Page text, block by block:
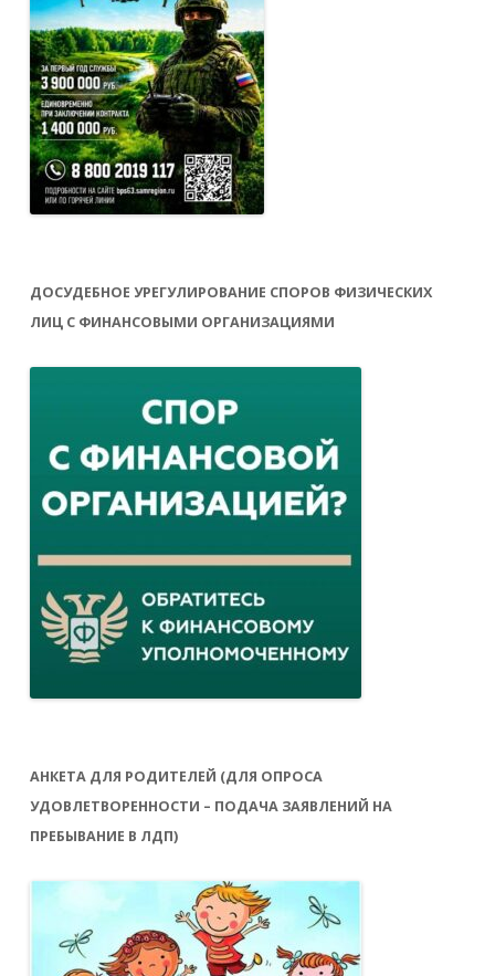
ДОСУДЕБНОЕ УРЕГУЛИРОВАНИЕ СПОРОВ ФИЗИЧЕСКИХ
ЛИЦ С ФИНАНСОВЫМИ ОРГАНИЗАЦИЯМИ
АНКЕТА ДЛЯ РОДИТЕЛЕЙ (ДЛЯ ОПРОСА
УДОВЛЕТВОРЕННОСТИ – ПОДАЧА ЗАЯВЛЕНИЙ НА
ПРЕБЫВАНИЕ В ЛДП)